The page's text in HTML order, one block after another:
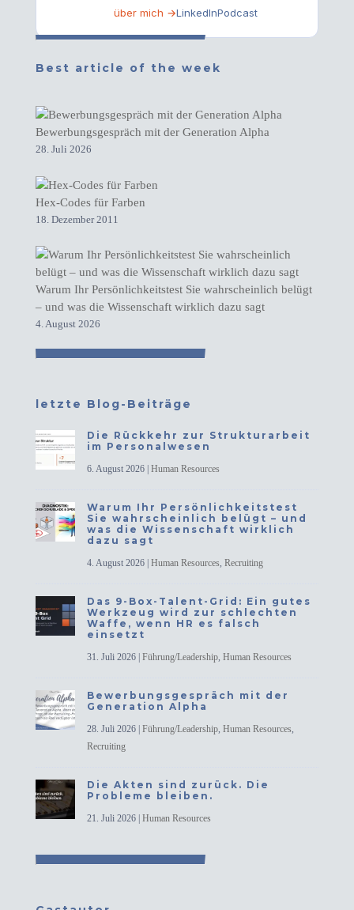
über mich →LinkedInPodcast
Best article of the week
Bewerbungsgespräch mit der Generation Alpha
28. Juli 2026
Hex-Codes für Farben
18. Dezember 2011
Warum Ihr Persönlichkeitstest Sie wahrscheinlich belügt
– und was die Wissenschaft wirklich dazu sagt
4. August 2026
letzte Blog-Beiträge
Die Rückkehr zur Strukturarbeit
im Personalwesen
6. August 2026| Human Resources
Warum Ihr Persönlichkeitstest
Sie wahrscheinlich belügt – und
was die Wissenschaft wirklich
dazu sagt
4. August 2026| Human Resources, Recruiting
Das 9-Box-Talent-Grid: Ein gutes
Werkzeug wird zur schlechten
Waffe, wenn HR es falsch
einsetzt
31. Juli 2026| Führung/Leadership, Human Resources
Bewerbungsgespräch mit der
Generation Alpha
28. Juli 2026| Führung/Leadership, Human Resources,
Recruiting
Die Akten sind zurück. Die
Probleme bleiben.
21. Juli 2026| Human Resources